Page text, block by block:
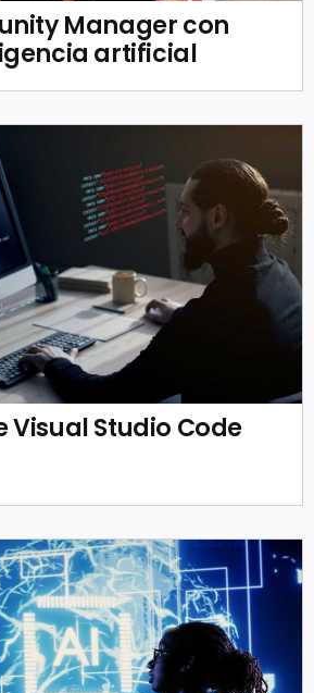
Manager con
artificial
Visual Studio Code